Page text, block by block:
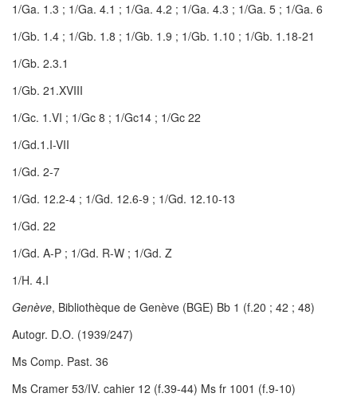
1/Ga. 1.3 ; 1/Ga. 4.1 ; 1/Ga. 4.2 ; 1/Ga. 4.3 ; 1/Ga. 5 ; 1/Ga. 6
1/Gb. 1.4 ; 1/Gb. 1.8 ; 1/Gb. 1.9 ; 1/Gb. 1.10 ; 1/Gb. 1.18-21
1/Gb. 2.3.1
1/Gb. 21.XVIII
1/Gc. 1.VI ; 1/Gc 8 ; 1/Gc14 ; 1/Gc 22
1/Gd.1.I-VII
1/Gd. 2-7
1/Gd. 12.2-4 ; 1/Gd. 12.6-9 ; 1/Gd. 12.10-13
1/Gd. 22
1/Gd. A-P ; 1/Gd. R-W ; 1/Gd. Z
1/H. 4.I
Genève, Bibliothèque de Genève (BGE) Bb 1 (f.20 ; 42 ; 48)
Autogr. D.O. (1939/247)
Ms Comp. Past. 36
Ms Cramer 53/IV. cahier 12 (f.39-44) Ms fr 1001 (f.9-10)